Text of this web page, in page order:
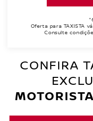
Oferta para TAXISTA
Consulte
CONFIRA